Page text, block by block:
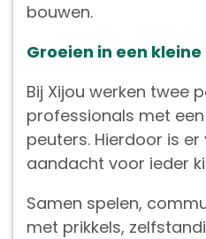
bouwen.
Groeien in een
Bij Xijou werken twee
professionals met
peuters. Hierdoor is
aandacht voor ieder
Samen spelen,
met prikkels,